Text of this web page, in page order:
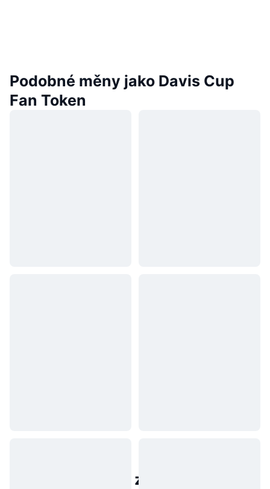
Podobné měny jako Davis Cup
Fan Token
Populární aktiva z reálného světa